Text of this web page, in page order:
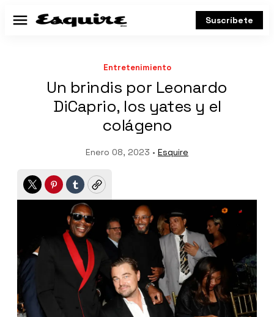
Menú Suscríbete
Entretenimiento
Un brindis por Leonardo
DiCaprio, los yates y el
colágeno
Enero 08, 2023 • Esquire
TwitterPinterest
TumblrCopy